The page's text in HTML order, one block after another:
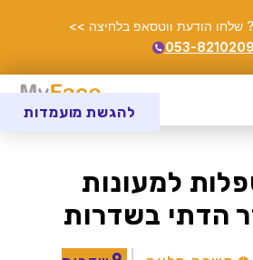
שלחו הודעת ווטסאפ בלחיצה >>
053-8210209
למעונות
הדתי בשדרות
להגשת מועמדות